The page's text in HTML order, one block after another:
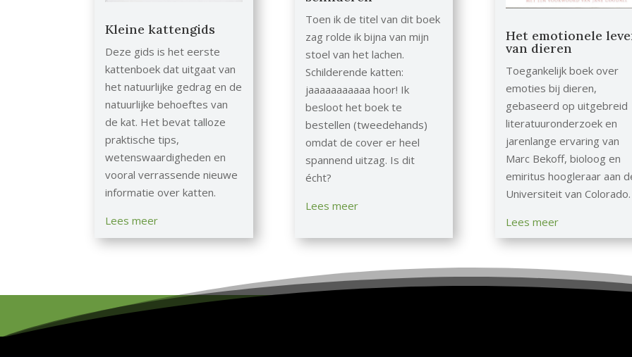
Kleine kattengids
Deze gids is het eerste
kattenboek dat uitgaat van
het natuurlijke gedrag en de
natuurlijke behoeftes van
de kat. Het bevat talloze
praktische tips,
wetenswaardigheden en
vooral verrassende nieuwe
informatie over katten.
Lees meer
Toen ik de titel van dit boek
zag rolde ik bijna van mijn
stoel van het lachen.
Schilderende katten:
jaaaaaaaaaaa hoor! Ik
besloot het boek te
bestellen (tweedehands)
omdat de cover er heel
spannend uitzag. Is dit
écht?
Lees meer
Het emotionele
van dieren
Toegankelijk boek over
emoties bij dieren,
gebaseerd op uitgebreid
literatuuronderzoek en
jarenlange ervaring van
Marc Bekoff, bioloog en
emiritus hoogleraar aan
Universiteit van Colorado.
Lees meer